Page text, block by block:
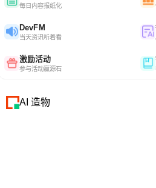
每日内容报纸化
DevFM
当天资讯听着看
激励活动
参与活动赢源石
AI 造物